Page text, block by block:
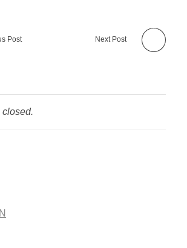
Post Next Post
closed.